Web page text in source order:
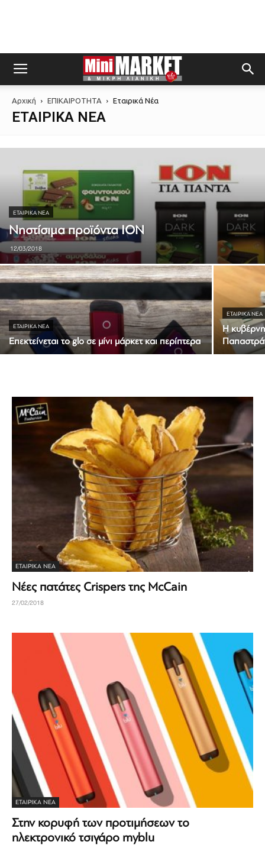
Αρχική ΕΠΙΚΑΙΡΟΤΗΤΑ Εταιρικά Νέα
ΕΤΑΙΡΙΚΆ ΝΈΑ
ΕΤΑΙΡΙΚΆ ΝΈΑ
Νηστίσιμα προϊόντα ΙΟΝ
12/03/2018
ΕΤΑΙΡΙΚΆ ΝΈΑ
Επεκτείνεται το glo σε μίνι μάρκετ και περίπτερα
ΕΤΑΙΡΙΚΆ ΝΈΑ
Η
ΕΤΑΙΡΙΚΆ ΝΈΑ
Νέες πατάτες Crispers της McCain
27/02/2018
ΕΤΑΙΡΙΚΆ ΝΈΑ
Στην κορυφή των προτιμήσεων το
ηλεκτρονικό τσιγάρο myblu